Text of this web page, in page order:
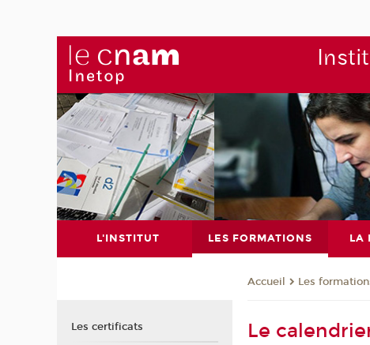
L'INSTITUT LES FORMATIONS LA
Accueil Les
Le
Les certificats